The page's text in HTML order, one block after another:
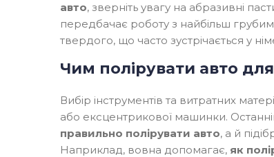
авто, зверніть увагу на абразивні
передбачає роботу з найбільш
твердого, що часто зустрічається у
Чим полірувати авто
Вибір інструментів та витратних
або ексцентрикової машинки.
правильно полірувати авто, а й
Наприклад, вовна допомагає, як